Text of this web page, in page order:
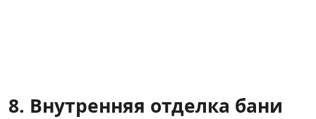
8. Внутренняя отделка бани